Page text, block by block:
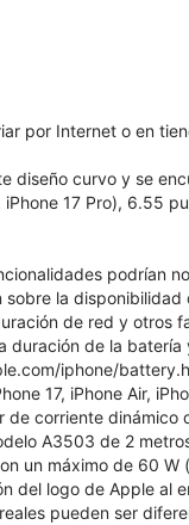
por Internet o en
diseño curvo y se
17 Pro), 6.55
podrían
la
de red y otros
de la
iphone/
17, iPhone Air,
corriente
A3503 de 2
un máximo de 60
del logo de Apple
pueden ser